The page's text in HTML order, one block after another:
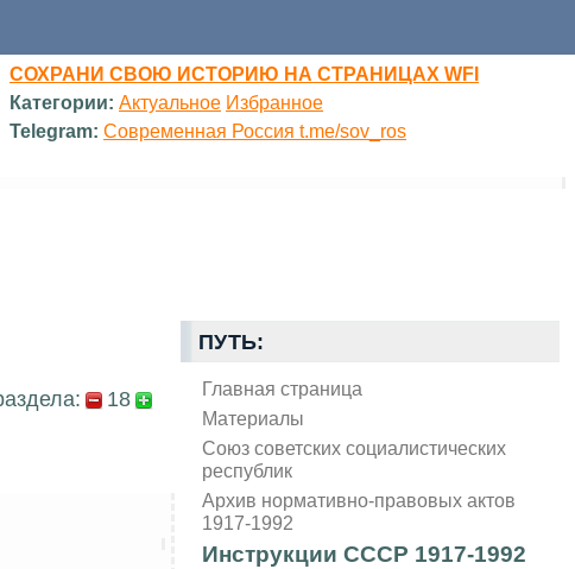
СОХРАНИ СВОЮ ИСТОРИЮ НА СТРАНИЦАХ WFI
Категории: Актуальное Избранное
Telegram: Современная Россия t.me/sov_ros
ПУТЬ:
Главная страница
Материалы
Союз советских социалистических
республик
Архив нормативно-правовых актов
1917-1992
Инструкции СССР 1917-1992
18